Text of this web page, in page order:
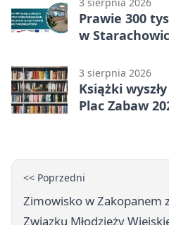
Prawie 300
w
3 sierpnia 2026
Książki
Plac Zabaw
<< Poprzedni
Zimowisko w Zakopanem
Związku Młodzieży